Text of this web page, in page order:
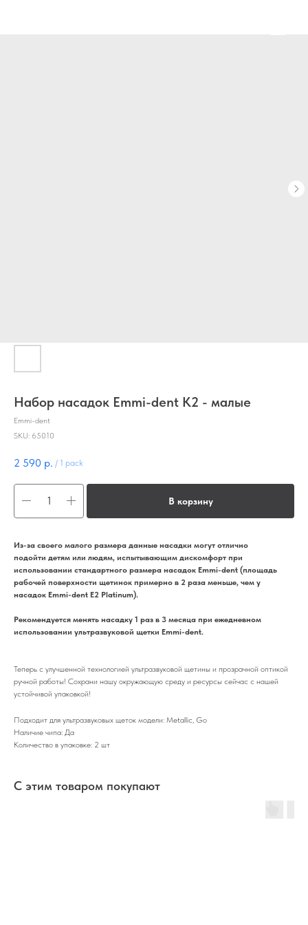
Набор насадок Emmi-dent К2 - малые
Emmi-dent
SKU: 65010
2 590 р. / 1 pack
В корзину
Из-за своего малого размера данные насадки могут отлично
подойти детям или людям, испытывающим дискомфорт при
использовании стандартного размера насадок Emmi-dent (площадь
рабочей поверхности щетинок примерно в 2 раза меньше, чем у
насадок Emmi-dent E2 Platinum).
Рекомендуется менять насадку 1 раз в 3 месяца при ежедневном
использовании ультразвуковой щетки Emmi-dent.
Теперь с улучшенной технологией ультразвуковой щетины и прозрачной оптикой
ручной работы! Сохрани нашу окружающую среду и ресурсы сейчас с нашей
устойчивой упаковкой!
Подходит для ультразвуковых щеток модели: Metallic, Go
Наличие чипа: Да
Количество в упаковке: 2 шт
С этим товаром покупают